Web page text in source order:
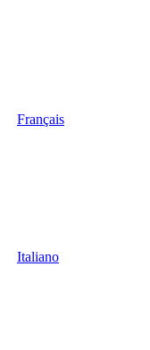
Français
Italiano